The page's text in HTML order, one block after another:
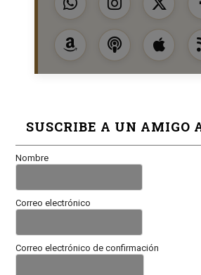
SUSCRIBE A UN AMIGO
Nombre
Correo electrónico
Correo electrónico de confirmación